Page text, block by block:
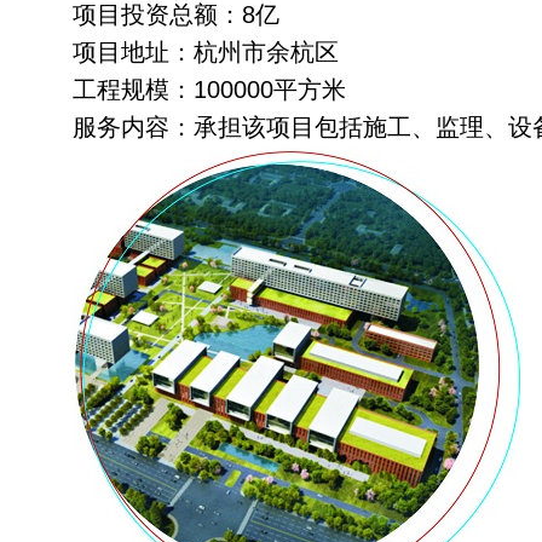
项目投资总额：8亿
项目地址：杭州市余杭区
工程规模：100000平方米
服务内容：承担该项目包括施工、监理、